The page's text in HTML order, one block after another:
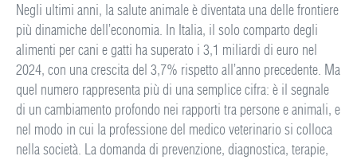
Negli ultimi anni, la salute animale è diventata una delle frontiere
più dinamiche dell’economia. In Italia, il solo comparto degli
alimenti per cani e gatti ha superato i 3,1 miliardi di euro nel
2024, con una crescita del 3,7% rispetto all’anno precedente. Ma
quel numero rappresenta più di una semplice cifra: è il segnale
di un cambiamento profondo nei rapporti tra persone e animali, e
nel modo in cui la professione del medico veterinario si colloca
nella società. La domanda di prevenzione, diagnostica, terapie,